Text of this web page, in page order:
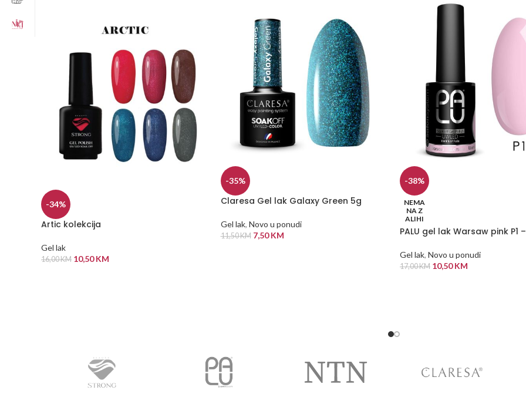
-34%
Artic kolekcija
Gel lak
16,00KM 10,50KM
-35%
Claresa Gel lak Galaxy Green 5g
Gel lak, Novo u ponudi
11,50KM 7,50KM
-38%
NEMA
NA Z
ALIHI
PALU gel lak Warsaw pink P1 –
Gel lak, Novo u ponudi
17,00KM 10,50KM